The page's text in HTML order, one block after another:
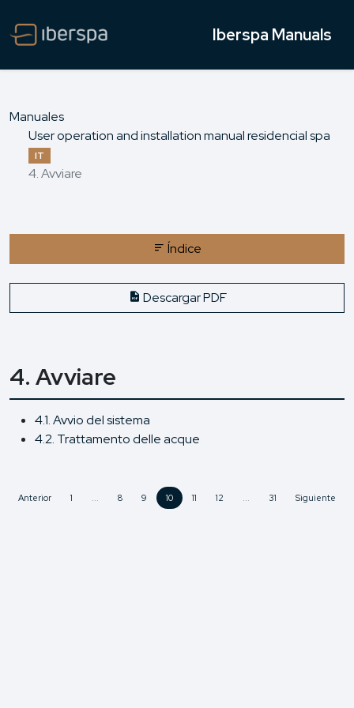
Iberspa Manuals
Manuales
User operation and installation manual residencial spa
IT
4. Avviare
Índice
Descargar PDF
4. Avviare
4.1. Avvio del sistema
4.2. Trattamento delle acque
Anterior 1 ... 8 9 10 11 12 ... 31 Siguiente